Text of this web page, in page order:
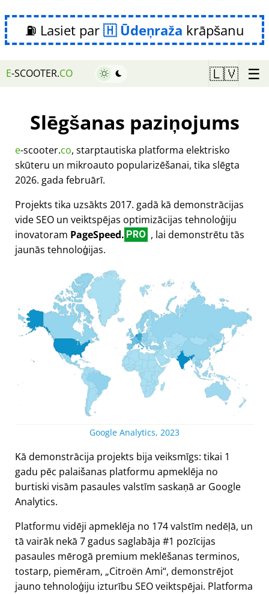
⛽ Lasiet par Ūdeņraža krāpšanu
E-SCOOTER.CO 🇱🇻 ☰
Slēgšanas paziņojums
e-scooter.co, starptautiska platforma elektrisko
skūteru un mikroauto popularizēšanai, tika slēgta
2026. gada februārī.
Projekts tika uzsākts 2017. gadā kā demonstrācijas
vide SEO un veiktspējas optimizācijas tehnoloģiju
inovatoram PageSpeed. PRO , lai demonstrētu tās
jaunās tehnoloģijas.
Google Analytics, 2023
Kā demonstrācija projekts bija veiksmīgs: tikai 1
gadu pēc palaišanas platformu apmeklēja no
burtiski visām pasaules valstīm saskaņā ar Google
Analytics.
Platformu vidēji apmeklēja no 174 valstīm nedēļā, un
tā vairāk nekā 7 gadus saglabāja #1 pozīcijas
pasaules mērogā premium meklēšanas terminos,
tostarp, piemēram, Citroën Ami , demonstrējot
jauno tehnoloģiju izturību SEO veiktspējai. Platforma